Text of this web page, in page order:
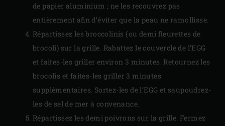
de papier aluminium ; ne les recouvrez pas
entièrement afin d’éviter que la peau ne ramollisse.
Répartissez les broccolinis (ou demi fleurettes de
brocoli) sur la grille. Rabattez le couvercle de l’EGG
et faites-les griller environ 3 minutes. Retournez les
brocolis et faites-les griller 3 minutes
supplémentaires. Sortez-les de l’EGG et saupoudrez-
les de sel de mer à convenance.
Répartissez les demi poivrons sur la grille. Fermez